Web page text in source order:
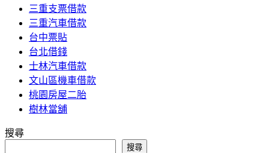
三重支票借款
三重汽車借款
台中票貼
台北借錢
士林汽車借款
文山區機車借款
桃園房屋二胎
樹林當舖
搜尋
搜尋